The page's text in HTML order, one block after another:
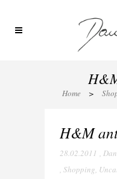
Home >
H&M
28.02.2011 ,
, Shopping,